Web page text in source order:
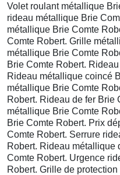
Volet roulant métallique
rideau métallique Brie
métallique Brie Comte
Comte Robert. Grille
métallique Brie Comte
Brie Comte Robert.
Rideau métallique coincé
métallique Brie Comte
Robert. Rideau de fer Brie
métallique Brie Comte
Brie Comte Robert. Prix
Comte Robert. Serrure
Robert. Rideau métallique
Comte Robert. Urgence
Robert. Grille de